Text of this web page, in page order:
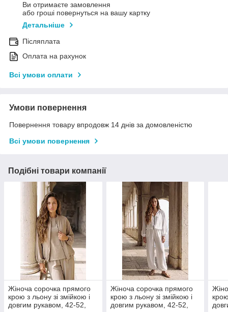
Ви отримаєте замовлення
або гроші повернуться на вашу картку
Детальніше
Післяплата
Оплата на рахунок
Всі умови оплати
Умови повернення
Повернення товару впродовж 14 днів за домовленістю
Всі умови повернення
Подібні товари компанії
Жіноча сорочка прямого
крою з льону зі змійкою і
довгим рукавом, 42-52,
Жіноча сорочка прямого
крою з льону зі змійкою і
довгим рукавом, 42-52,